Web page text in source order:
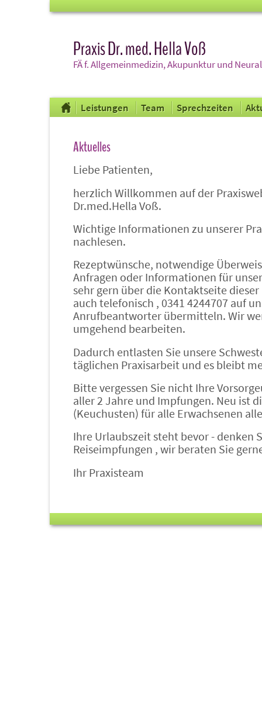
Praxis Dr. med. Hella Voß
FÄ f. Allgemeinmedizin, Akupunktur und
Leistungen Team Sprechzeiten
Aktuelles
Liebe Patienten,
herzlich Willkommen auf der
Dr.med.Hella Voß.
Wichtige Informationen zu unserer
nachlesen.
Rezeptwünsche, notwendige
Anfragen oder Informationen für
sehr gern über die Kontaktseite dieser
auch telefonisch , 0341 4244707 auf
Anrufbeantworter übermitteln. Wir
umgehend bearbeiten.
Dadurch entlasten Sie unsere
täglichen Praxisarbeit und es bleibt
Bitte vergessen Sie nicht Ihre
aller 2 Jahre und Impfungen. Neu ist
(Keuchusten) für alle Erwachsenen
Ihre Urlaubszeit steht bevor - denken
Reiseimpfungen , wir beraten Sie
Ihr Praxisteam